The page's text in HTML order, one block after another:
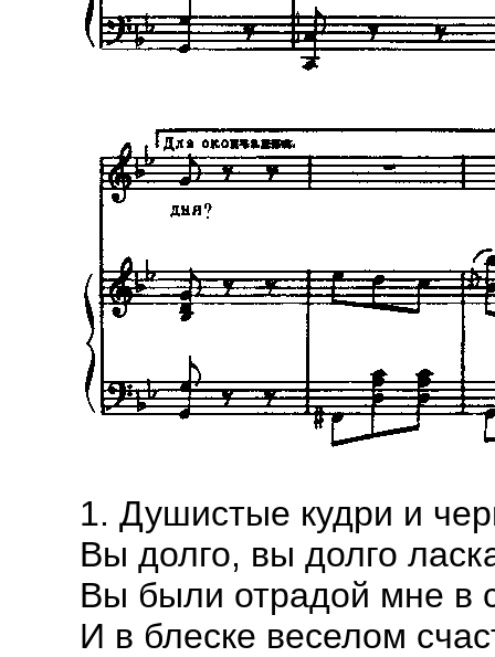
1. Душистые кудри и
Вы долго, вы долго
Вы были отрадой мне в
И в блеске веселом